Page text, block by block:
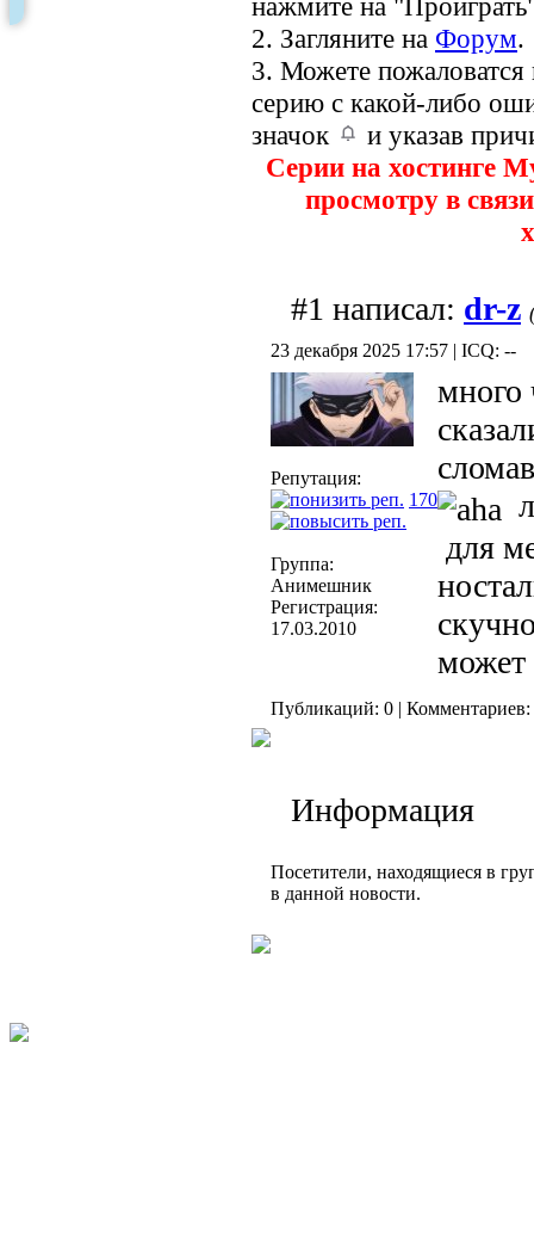
нажмите на
2. Загляните на Форум.
3. Можете
серию с какой-либо
значок
и указав
Серии на хостинге
просмотру в
#1 написал: dr-z
23 декабря 2025 17:57 | ICQ: --
Репутация:
170
Группа:
Анимешник
Регистрация:
17.03.2010
много
для
может
Публикаций: 0 | Комментариев:
Информация
Посетители, находящиеся в
в данной новости.